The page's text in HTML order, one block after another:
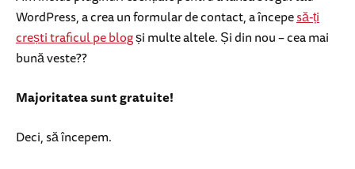
WordPress, a crea un formular de contact, a începesă-ți
crești traficul pe blogși multe altele. Și din nou – cea mai
bună veste??
Majoritatea sunt gratuite!
Deci, să începem.